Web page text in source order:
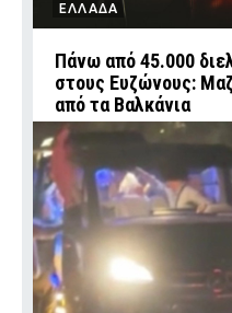
ΕΛΛΑΔΑ
Πάνω από 45.000
στους Ευζώνους:
από τα Βαλκάνια